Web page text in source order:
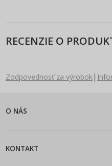
RECENZIE O
Zodpovednosť za výrobok|
O NÁS
KONTAKT